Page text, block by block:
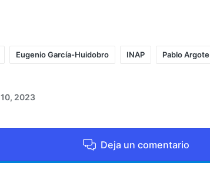
Eugenio García-Huidobro INAP Pablo Argote
2023
Deja un comentario